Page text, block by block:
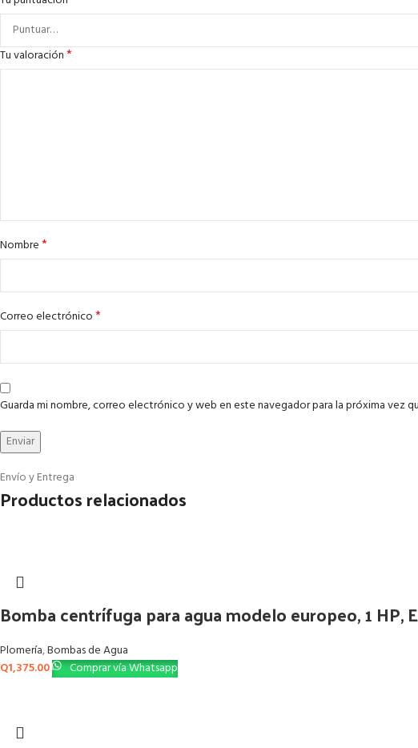
Tu valoración*
Nombre*
Correo electrónico*
Guarda mi nombre, correo electrónico y web en este navegador para la próxima vez
Envío y Entrega
Productos relacionados
Bomba centrífuga para agua modelo europeo, 1 HP,
Plomería,Bombas de Agua
Q1,375.00 Comprar vía Whatsapp